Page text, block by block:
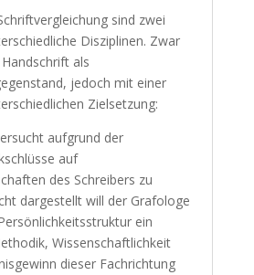
sind zwei
Disziplinen. Zwar
als
jedoch mit einer
Zielsetzung:
aufgrund der
auf
des Schreibers zu
dargestellt will der Grafologe
ein
Wissenschaftlichkeit
dieser Fachrichtung